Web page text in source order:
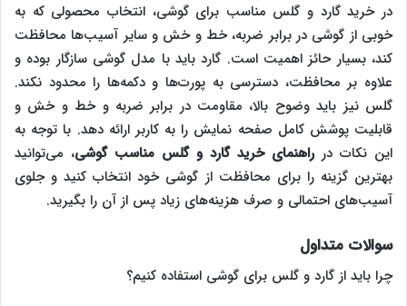
در خرید گارد و گلس مناسب برای گوشی، انتخاب محصولی که به
خوبی از گوشی در برابر ضربه، خط و خش و سایر آسیب‌ها محافظت
کند، بسیار حائز اهمیت است. گارد باید با مدل گوشی سازگار بوده و
علاوه بر محافظت، دسترسی به پورت‌ها و دکمه‌ها را محدود نکند.
گلس نیز باید وضوح بالا، مقاومت در برابر ضربه و خط و خش و
قابلیت پوشش کامل صفحه نمایش را به کاربر ارائه دهد. با توجه به
این نکات درراهنمای خرید گارد و گلس مناسب گوشی، می‌توانید
بهترین گزینه را برای محافظت از گوشی خود انتخاب کنید و جلوی
آسیب‌های احتمالی و صرف هزینه‌‌‌‌های زیاد پس از آن را بگیرید.
سوالات متداول
چرا باید از گارد و گلس برای گوشی استفاده کنیم؟